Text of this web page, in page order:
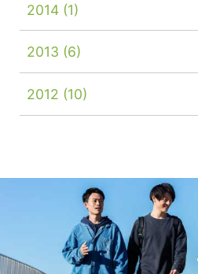
2014 (1)
2013 (6)
2012 (10)